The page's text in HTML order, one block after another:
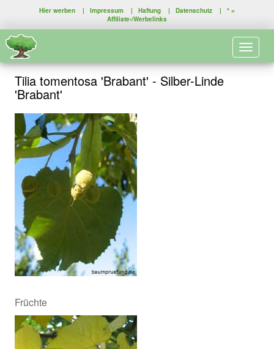
Hier werben | Impressum | Haftung | Datenschutz | * =
Affiliate-/Werbelinks
Tilia tomentosa 'Brabant' - Silber-Linde
'Brabant'
Früchte